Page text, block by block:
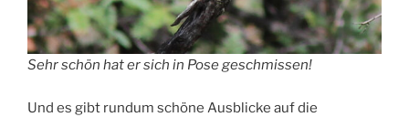
Sehr schön hat er sich in Pose geschmissen!
Und es gibt rundum schöne Ausblicke auf die